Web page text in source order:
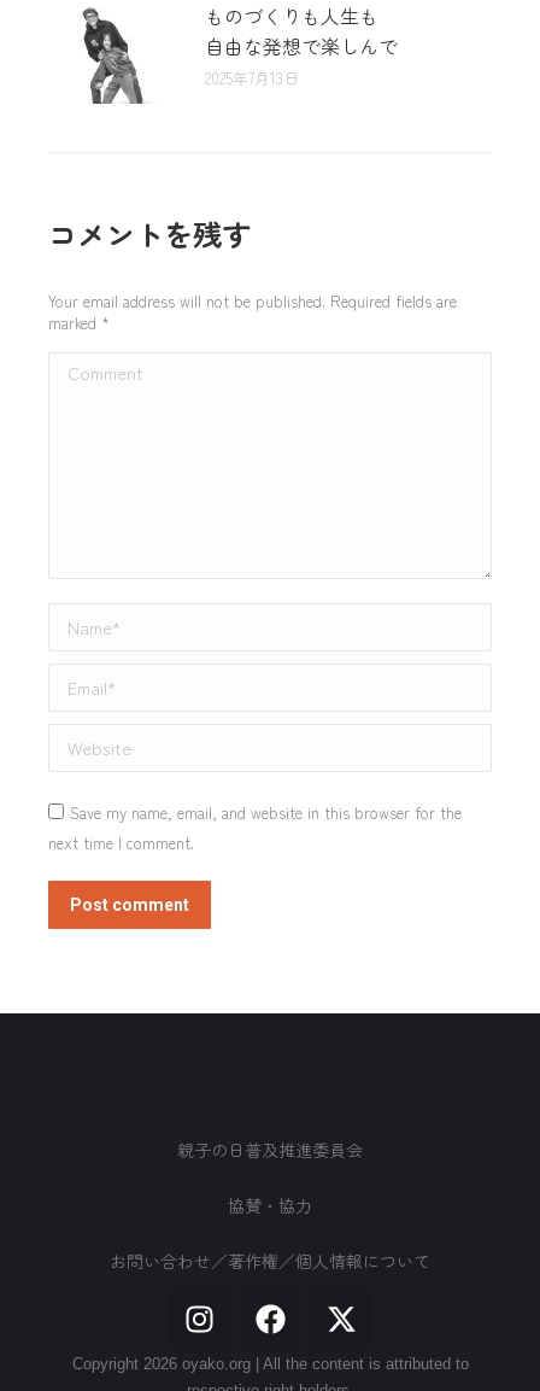
ものづくりも人生も
自由な発想で楽しんで
2025年7月13日
コメントを残す
Your email address will not be published. Required fields are
marked *
Comment
Name *
Email *
Website
Save my name, email, and website in this browser for the
next time I comment.
Post comment
親子の日普及推進委員会
協賛・協力
お問い合わせ／著作権／個人情報について
Copyright 2026 oyako.org | All the content is attributed to